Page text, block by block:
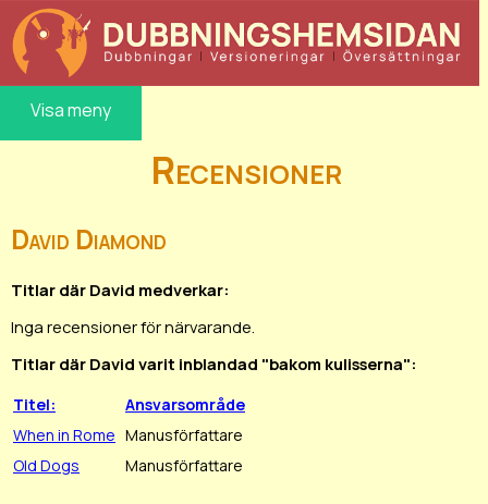
Visa meny
Recensioner
David Diamond
Titlar där David medverkar:
Inga recensioner för närvarande.
Titlar där David varit inblandad "bakom kulisserna":
Titel:
Ansvarsområde
When in Rome Manusförfattare
Old Dogs
Manusförfattare